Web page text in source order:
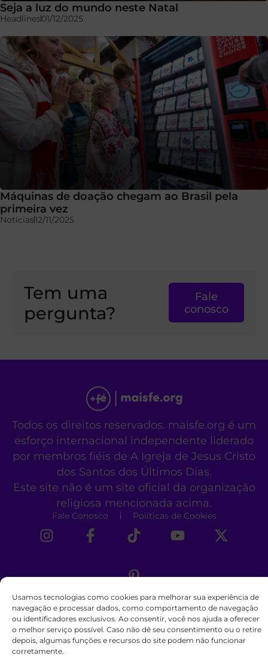
Usamos tecnologias como cookies para melhorar sua experiência de
navegação e processar dados, como comportamento de navegação
ou identificadores exclusivos. Ao consentir, você nos ajuda a oferecer
o melhor serviço possível. Caso não dê seu consentimento ou o retire
depois, algumas funções e recursos do site podem não funcionar
corretamente.
Seja a luz do mundo neste Natal
Headlines01/12/2025
Máquinas de doação chegam ao Brasil pela
primeira vez
Notícias12/11/2025
Tem uma
pergunta?
Fale
conosco
Todos os direitos reservados. maisfe.org é um
esforço internacional independente liderado
por membros fiéis de A Igreja de Jesus Cristo
dos Santos dos Últimos Dias.
Este site não é um site oficial da organização
religiosa mencionada acima.
Fale Conosco Políticas de Cookies